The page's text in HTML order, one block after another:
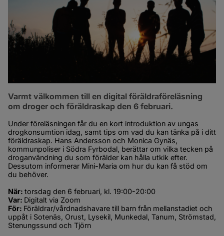
Varmt välkommen till en digital föräldraföreläsning
om droger och föräldraskap den 6 februari.
Under föreläsningen får du en kort introduktion av ungas
drogkonsumtion idag, samt tips om vad du kan tänka på i ditt
föräldraskap. Hans Andersson och Monica Gynäs,
kommunpoliser i Södra Fyrbodal, berättar om vilka tecken på
droganvändning du som förälder kan hålla utkik efter.
Dessutom informerar Mini-Maria om hur du kan få stöd om
du behöver.
När: torsdag den 6 februari, kl. 19:00-20:00
Var: Digitalt via Zoom
För: Föräldrar/vårdnadshavare till barn från mellanstadiet och
uppåt i Sotenäs, Orust, Lysekil, Munkedal, Tanum, Strömstad,
Stenungssund och Tjörn